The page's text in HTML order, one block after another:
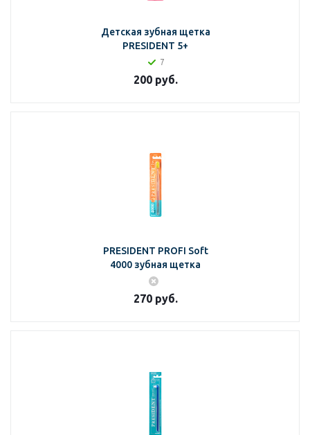
Детская зубная щетка
PRESIDENT 5+
7
200руб.
PRESIDENT PROFI Soft
4000 зубная щетка
270руб.